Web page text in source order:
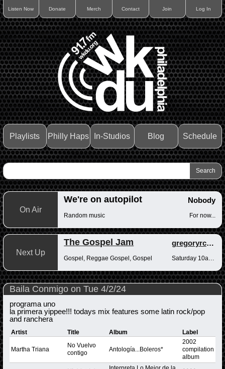
Listen Now Donate Merch Contact Join Log In
Playlists Philly Haps In-Studios Blog Schedule
On Air
We're on autopilot Nobody
Random music For now...
Next Up
The Gospel Jam gregoryrcampbell
Gospel, Reggae Gospel, Gospel
Baila Conmigo on Tue 4/2/24
programa uno
la primera yippee!!! todays mix features some latin rock/pop
and ranchera
Artist Title Album Label
Martha Triana
No Vuelvo
contigo
Antología...Boleros*
2002
compilation
album